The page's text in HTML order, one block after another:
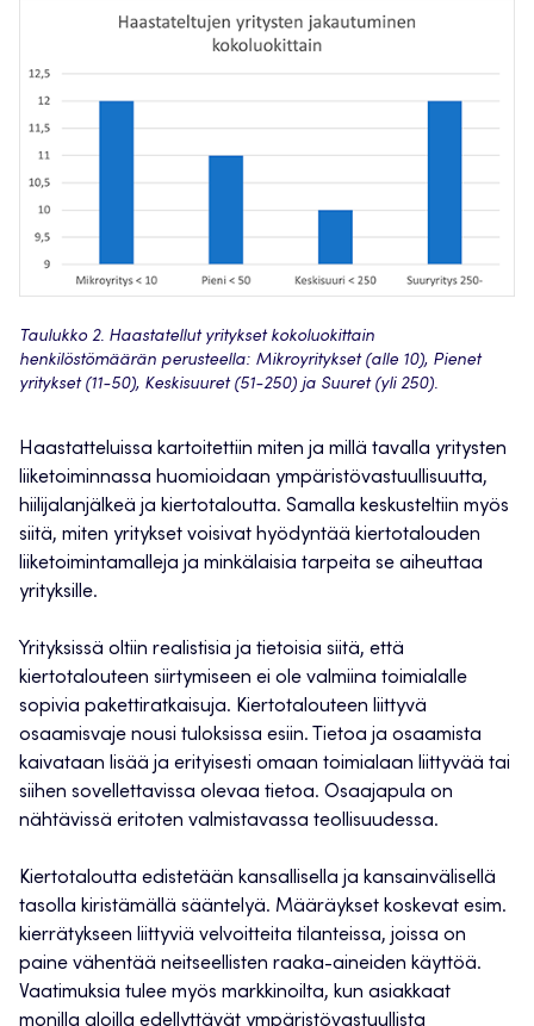
Taulukko 2. Haastatellut yritykset kokoluokittain
henkilöstömäärän perusteella: Mikroyritykset (alle 10), Pienet
yritykset (11-50), Keskisuuret (51-250) ja Suuret (yli 250).
Haastatteluissa kartoitettiin miten ja millä tavalla yritysten
liiketoiminnassa huomioidaan ympäristövastuullisuutta,
hiilijalanjälkeä ja kiertotaloutta. Samalla keskusteltiin myös
siitä, miten yritykset voisivat hyödyntää kiertotalouden
liiketoimintamalleja ja minkälaisia tarpeita se aiheuttaa
yrityksille.
Yrityksissä oltiin realistisia ja tietoisia siitä, että
kiertotalouteen siirtymiseen ei ole valmiina toimialalle
sopivia pakettiratkaisuja. Kiertotalouteen liittyvä
osaamisvaje nousi tuloksissa esiin. Tietoa ja osaamista
kaivataan lisää ja erityisesti omaan toimialaan liittyvää tai
siihen sovellettavissa olevaa tietoa. Osaajapula on
nähtävissä eritoten valmistavassa teollisuudessa.
Kiertotaloutta edistetään kansallisella ja kansainvälisellä
tasolla kiristämällä sääntelyä. Määräykset koskevat esim.
kierrätykseen liittyviä velvoitteita tilanteissa, joissa on
paine vähentää neitseellisten raaka-aineiden käyttöä.
Vaatimuksia tulee myös markkinoilta, kun asiakkaat
monilla aloilla edellyttävät ympäristövastuullista